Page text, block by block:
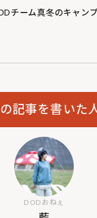
チーム真冬のキャン
記事を書いた
DODおねぇ